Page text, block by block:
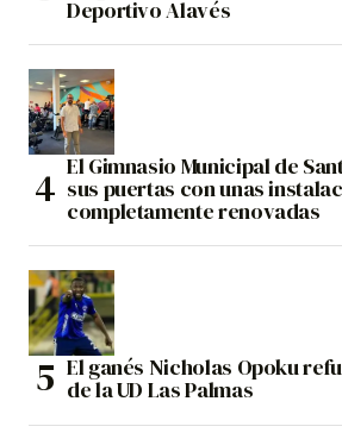
Deportivo Alavés
El Gimnasio Municipal de
sus puertas con unas
completamente renovadas
El ganés Nicholas Opoku
de la UD Las Palmas